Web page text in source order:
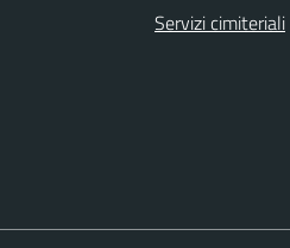
Servizi cimiteriali